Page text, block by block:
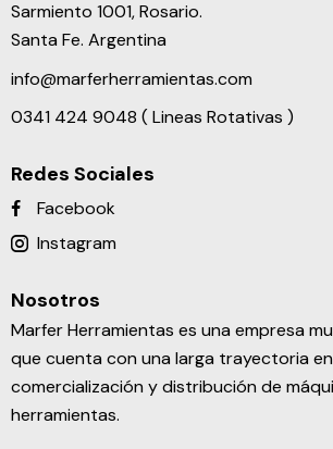
Sarmiento 1001, Rosario.
Santa Fe. Argentina
info@marferherramientas.com
0341 424 9048 ( Lineas Rotativas )
Redes Sociales
Facebook
Instagram
Nosotros
Marfer Herramientas es una empresa
que cuenta con una larga trayectoria
comercialización y distribución de
herramientas.